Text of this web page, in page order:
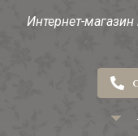
Интернет-